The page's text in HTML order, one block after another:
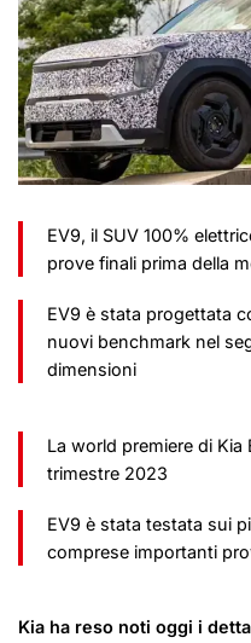
EV9, il SUV 100%
prove finali prima della
EV9 è stata progettata
nuovi benchmark nel
dimensioni
La world premiere di
trimestre 2023
EV9 è stata testata sui
comprese importanti
Kia ha reso noti oggi i